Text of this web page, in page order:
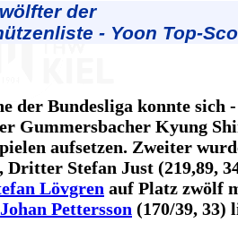
der
- Yoon Top-
der Bundesliga konnte sich
Gummersbacher Kyung
aufsetzen. Zweiter
Dritter Stefan Just (219,89,
Lövgren auf Platz zwölf
Johan Pettersson (170/39, 33)